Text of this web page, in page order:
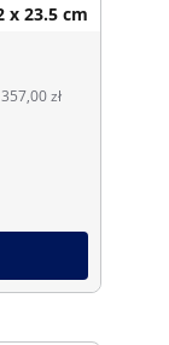
x 23.5 cm
zł